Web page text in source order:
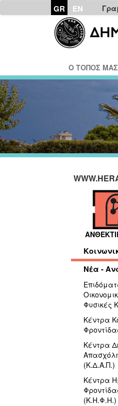
GR EN
Ο ΤΟΠΟΣ ΜΑΣ
Νέα -
Φυσικές
Κέντρα
Κέντρα
(Κ.Δ.Α.Π.)
Κέντρα
(Κ.Η.Φ.Η.)